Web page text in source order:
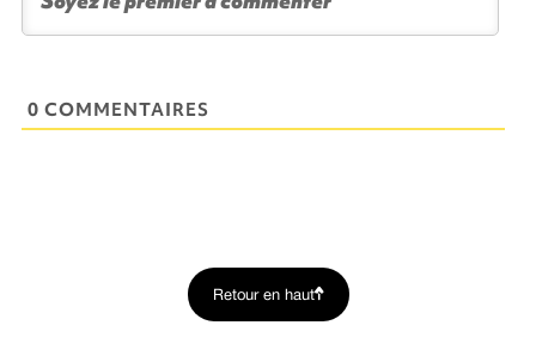
0 COMMENTAIRES
Retour en haut